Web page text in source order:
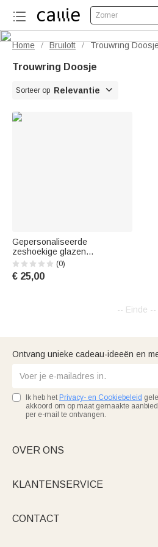
Zomer
Home / Bruiloft / Trouwring
Trouwring Doosje
Sorteer op Relevantie 
Gepersonaliseerde
zeshoekige glazen
ringendoos met
bloemenwapen, initiaal en mos
– decoratie voor ceremonies,
(0)
€ 25,00
-- Einde --
Ontvang unieke cadeau-ideeën en
Ik heb het Privacy- en Cookiebeleid
akkoord om op maat gemaakte
per e-mail te ontvangen.
OVER ONS
KLANTENSERVICE
CONTACT